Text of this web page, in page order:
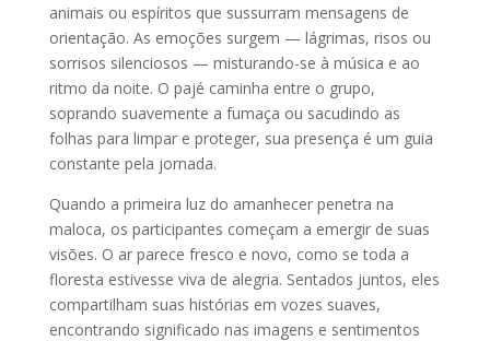
animais ou espíritos que sussurram mensagens de
orientação. As emoções surgem — lágrimas, risos ou
sorrisos silenciosos — misturando-se à música e ao
ritmo da noite. O pajé caminha entre o grupo,
soprando suavemente a fumaça ou sacudindo as
folhas para limpar e proteger, sua presença é um guia
constante pela jornada.
Quando a primeira luz do amanhecer penetra na
maloca, os participantes começam a emergir de suas
visões. O ar parece fresco e novo, como se toda a
floresta estivesse viva de alegria. Sentados juntos, eles
compartilham suas histórias em vozes suaves,
encontrando significado nas imagens e sentimentos